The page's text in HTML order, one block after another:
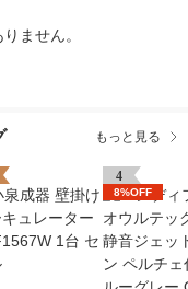
ません。
もっと見る
4
8%OFF